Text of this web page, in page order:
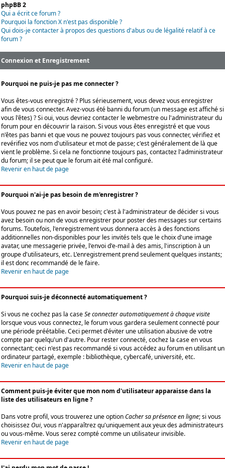
phpBB 2
Qui a écrit ce forum ?
Pourquoi la fonction X n'est pas disponible ?
Qui dois-je contacter à propos des questions d'abus ou de légalité relatif à ce
forum ?
Connexion et Enregistrement
Pourquoi ne puis-je pas me connecter ?
Vous êtes-vous enregistré ? Plus sérieusement, vous devez vous enregistrer
afin de vous connecter. Avez-vous été banni du forum (un message est affiché si
vous l'êtes) ? Si oui, vous devriez contacter le webmestre ou l'administrateur du
forum pour en découvrir la raison. Si vous vous êtes enregistré et que vous
n'êtes pas banni et que vous ne pouvez toujours pas vous connecter, vérifiez et
revérifiez vos nom d'utilisateur et mot de passe; c'est généralement de là que
vient le problème. Si cela ne fonctionne toujours pas, contactez l'administrateur
du forum; il se peut que le forum ait été mal configuré.
Revenir en haut de page
Pourquoi n'ai-je pas besoin de m'enregistrer ?
Vous pouvez ne pas en avoir besoin; c'est à l'administrateur de décider si vous
avez besoin ou non de vous enregistrer pour poster des messages sur certains
forums. Toutefois, l'enregistrement vous donnera accès à des fonctions
additionnelles non-disponibles pour les invités tels que le choix d'une image
avatar, une messagerie privée, l'envoi d'e-mail à des amis, l'inscription à un
groupe d'utilisateurs, etc. L'enregistrement prend seulement quelques instants;
il est donc recommandé de le faire.
Revenir en haut de page
Pourquoi suis-je déconnecté automatiquement ?
Si vous ne cochez pas la caseSe connecter automatiquement à chaque visite
lorsque vous vous connectez, le forum vous gardera seulement connecté pour
une période préétablie. Ceci permet d'éviter une utilisation abusive de votre
compte par quelqu'un d'autre. Pour rester connecté, cochez la case en vous
connectant; ceci n'est pas recommandé si vous accédez au forum en utilisant un
ordinateur partagé, exemple : bibliothèque, cybercafé, université, etc.
Revenir en haut de page
Comment puis-je éviter que mon nom d'utilisateur apparaisse dans la
liste des utilisateurs en ligne ?
Dans votre profil, vous trouverez une optionCacher sa présence en ligne; si vous
choisissezOui, vous n'apparaîtrez qu'uniquement aux yeux des administrateurs
ou vous-même. Vous serez compté comme un utilisateur invisible.
Revenir en haut de page